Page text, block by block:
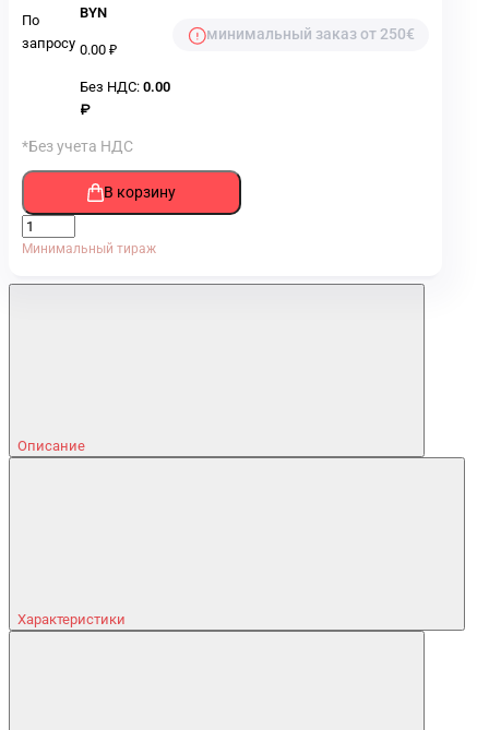
По
запросу
BYN
0.00 ₽
Без НДС: 0.00
₽
минимальный заказ от 250€
*Без учета НДС
В корзину
Минимальный тираж
Описание
Характеристики